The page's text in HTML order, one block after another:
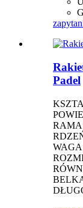
Padel